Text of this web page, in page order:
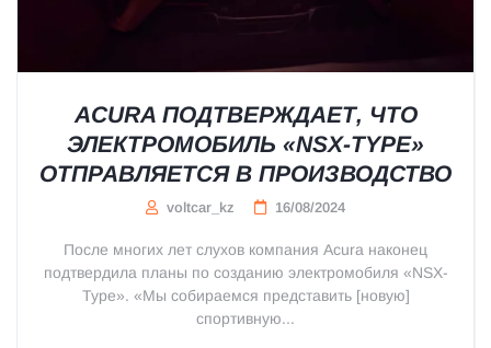
ACURA ПОДТВЕРЖДАЕТ, ЧТО
ЭЛЕКТРОМОБИЛЬ «NSX-TYPE»
ОТПРАВЛЯЕТСЯ В ПРОИЗВОДСТВО
voltcar_kz 16/08/2024
После многих лет слухов компания Acura наконец
подтвердила планы по созданию электромобиля «NSX-
Type». «Мы собираемся представить [новую]
спортивную...